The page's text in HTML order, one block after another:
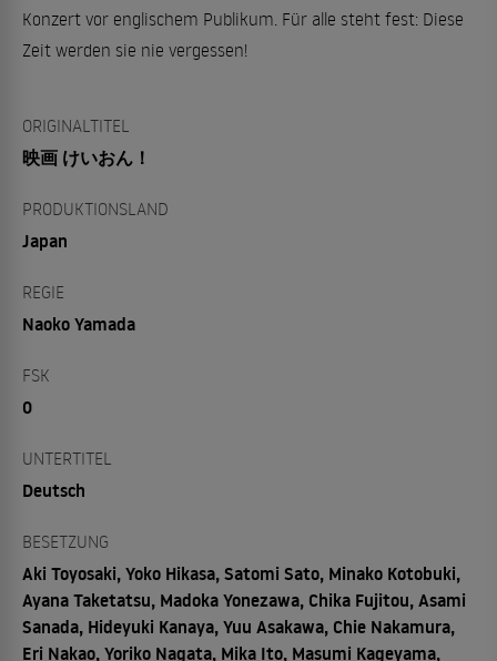
Konzert vor englischem Publikum. Für alle steht fest: Diese
Zeit werden sie nie vergessen!
ORIGINALTITEL
映画 けいおん！
PRODUKTIONSLAND
Japan
REGIE
Naoko Yamada
FSK
0
UNTERTITEL
Deutsch
BESETZUNG
Aki Toyosaki, Yoko Hikasa, Satomi Sato, Minako Kotobuki,
Ayana Taketatsu, Madoka Yonezawa, Chika Fujitou, Asami
Sanada, Hideyuki Kanaya, Yuu Asakawa, Chie Nakamura,
Eri Nakao, Yoriko Nagata, Mika Ito, Masumi Kageyama,